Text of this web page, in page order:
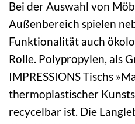
Bei der Auswahl von
Außenbereich spielen
Funktionalität auch
Rolle. Polypropylen, als
IMPRESSIONS Tischs
thermoplastischer
recycelbar ist. Die